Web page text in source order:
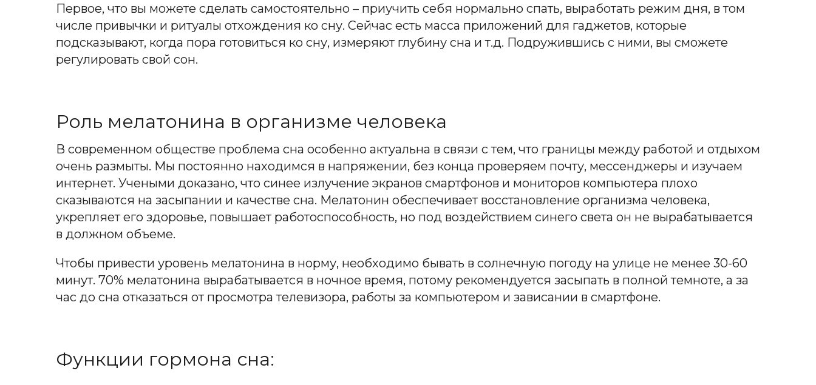
Первое, что вы можете сделать самостоятельно – приучить себя нормально спать, выработать режим дня, в том
числе привычки и ритуалы отхождения ко сну. Сейчас есть масса приложений для гаджетов, которые
подсказывают, когда пора готовиться ко сну, измеряют глубину сна и т.д. Подружившись с ними, вы сможете
регулировать свой сон.
Роль мелатонина в организме человека
В современном обществе проблема сна особенно актуальна в связи с тем, что границы между работой и отдыхом
очень размыты. Мы постоянно находимся в напряжении, без конца проверяем почту, мессенджеры и изучаем
интернет. Учеными доказано, что синее излучение экранов смартфонов и мониторов компьютера плохо
сказываются на засыпании и качестве сна. Мелатонин обеспечивает восстановление организма человека,
укрепляет его здоровье, повышает работоспособность, но под воздействием синего света он не вырабатывается
в должном объеме.
Чтобы привести уровень мелатонина в норму, необходимо бывать в солнечную погоду на улице не менее 30-60
минут. 70% мелатонина вырабатывается в ночное время, потому рекомендуется засыпать в полной темноте, а за
час до сна отказаться от просмотра телевизора, работы за компьютером и зависании в смартфоне.
Функции гормона сна: